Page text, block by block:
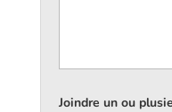
Joindre un ou